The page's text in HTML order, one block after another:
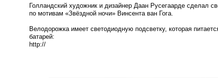
Голландский художник и дизайнер Даан Русегаарде сделал
по мотивам «Звёздной ночи» Винсента ван Гога.
Велодорожка имеет светодиодную подсветку, которая
батарей:
http://